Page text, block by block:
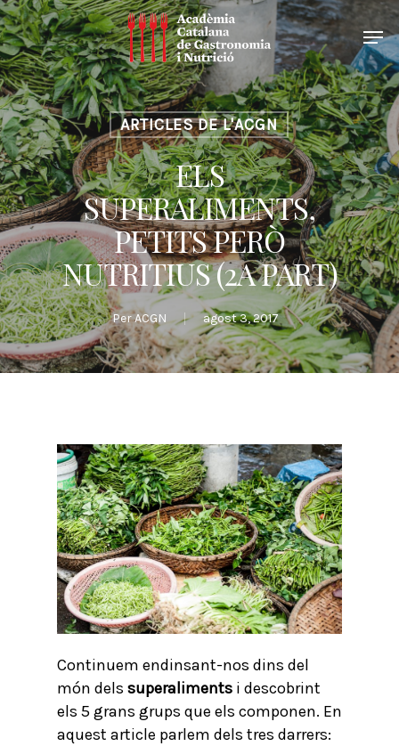
ARTICLES DE L'ACGN
ELS
SUPERALIMENTS,
PETITS PERÒ
NUTRITIUS (2A PART)
PerACGN agost 3, 2017
Continuem endinsant-nos dins del
món dels superaliments i descobrint
els 5 grans grups que els componen. En
aquest article parlem dels tres darrers: